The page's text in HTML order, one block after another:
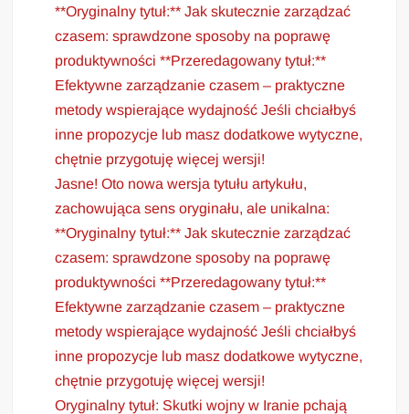
**Oryginalny tytuł:** Jak skutecznie zarządzać
czasem: sprawdzone sposoby na poprawę
produktywności **Przeredagowany tytuł:**
Efektywne zarządzanie czasem – praktyczne
metody wspierające wydajność Jeśli chciałbyś
inne propozycje lub masz dodatkowe wytyczne,
chętnie przygotuję więcej wersji!
Jasne! Oto nowa wersja tytułu artykułu,
zachowująca sens oryginału, ale unikalna:
**Oryginalny tytuł:** Jak skutecznie zarządzać
czasem: sprawdzone sposoby na poprawę
produktywności **Przeredagowany tytuł:**
Efektywne zarządzanie czasem – praktyczne
metody wspierające wydajność Jeśli chciałbyś
inne propozycje lub masz dodatkowe wytyczne,
chętnie przygotuję więcej wersji!
Oryginalny tytuł: Skutki wojny w Iranie pchają